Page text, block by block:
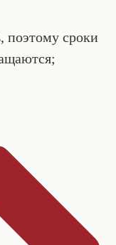
поэтому сроки